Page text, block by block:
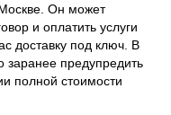
Он может
и оплатить услуги
доставку под ключ. В
заранее предупредить
полной стоимости